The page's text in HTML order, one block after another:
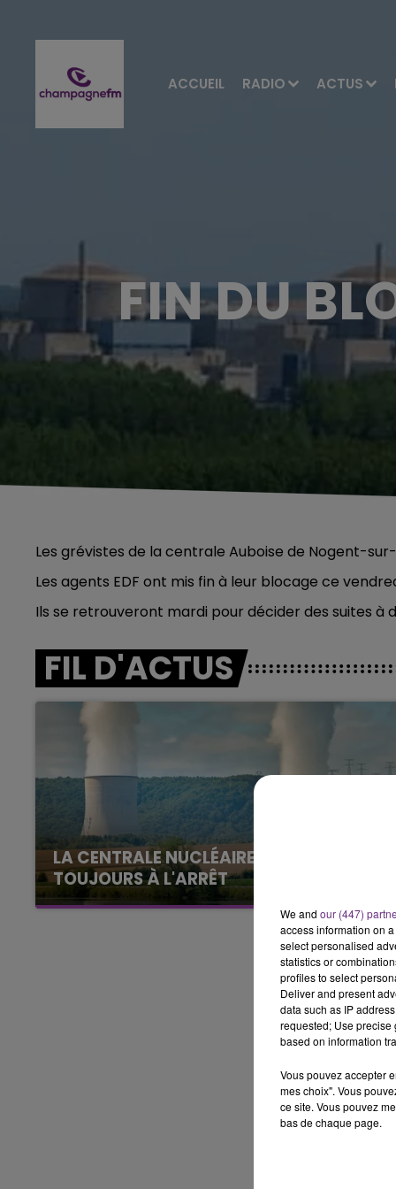
ACCUEIL RADIO ACTUS
16h00 - 20h00
LE WEEK-END CHAMPAGNE FM
FIN DU
Les grévistes de la centrale Auboise de Nogent-
Les agents EDF ont mis fin à leur blocage ce
Ils se retrouveront mardi pour décider des suites à
FIL D'ACTUS
LA CENTRALE NUCLÉAIRE DE CHOOZ
TOUJOURS À L'ARRÊT
Cela fait déjà une semaine que la centrale
nucléaire ardennaise est à l'arrêt. Une situation
justifiée par la sécheresse intense qui est
We and our (447)
access information on
select personalised
statistics or
profiles to select
Deliver and present
data such as IP
requested; Use precise
based on information
Vous pouvez accepter
mes choix". Vous
ce site. Vous pouvez
bas de chaque page.